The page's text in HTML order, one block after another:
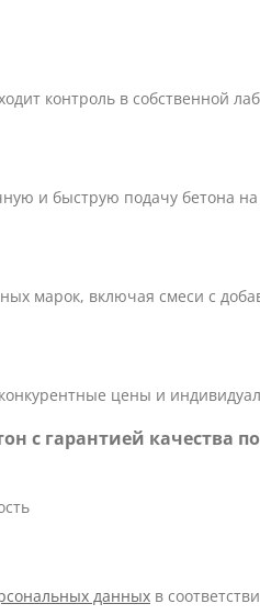
контроль в собственной
и быструю подачу бетона на
марок, включая смеси с
цены и
с гарантией качества
данных в